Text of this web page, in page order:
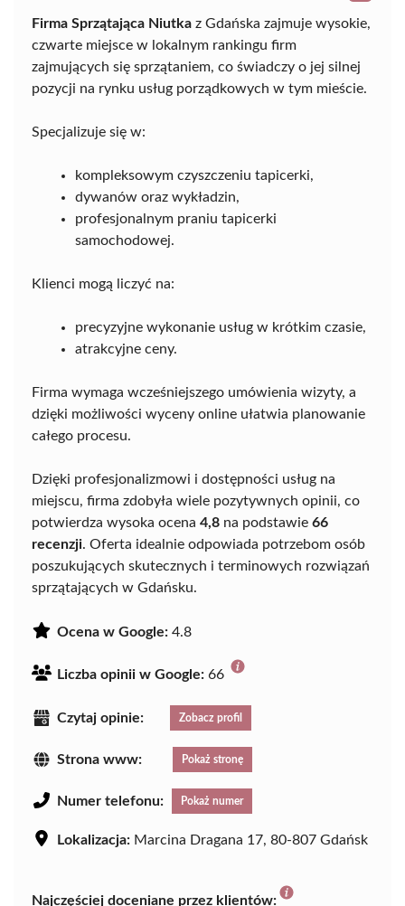
Firma Sprzątająca Niutka z Gdańska zajmuje wysokie,
czwarte miejsce w lokalnym rankingu firm
zajmujących się sprzątaniem, co świadczy o jej silnej
pozycji na rynku usług porządkowych w tym mieście.
Specjalizuje się w:
kompleksowym czyszczeniu tapicerki,
dywanów oraz wykładzin,
profesjonalnym praniu tapicerki
samochodowej.
Klienci mogą liczyć na:
precyzyjne wykonanie usług w krótkim czasie,
atrakcyjne ceny.
Firma wymaga wcześniejszego umówienia wizyty, a
dzięki możliwości wyceny online ułatwia planowanie
całego procesu.
Dzięki profesjonalizmowi i dostępności usług na
miejscu, firma zdobyła wiele pozytywnych opinii, co
potwierdza wysoka ocena 4,8 na podstawie 66
recenzji. Oferta idealnie odpowiada potrzebom osób
poszukujących skutecznych i terminowych rozwiązań
sprzątających w Gdańsku.
Ocena w Google: 4.8
Liczba opinii w Google: 66
Czytaj opinie: Zobacz profil
Strona www: Pokaż stronę
Numer telefonu: Pokaż numer
Lokalizacja: Marcina Dragana 17, 80-807 Gdańsk
Najczęściej doceniane przez klientów: